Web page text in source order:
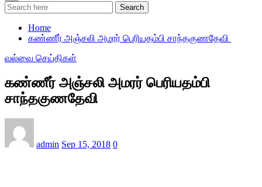
Search
Home
கண்ணீர் அஞ்சலி அமரர் பெரியதம்பி சாந்தகுணதேவி
வல்வை செய்திகள்
கண்ணீர் அஞ்சலி அமரர் பெரியதம்பி
சாந்தகுணதேவி
admin Sep 15, 2018 0